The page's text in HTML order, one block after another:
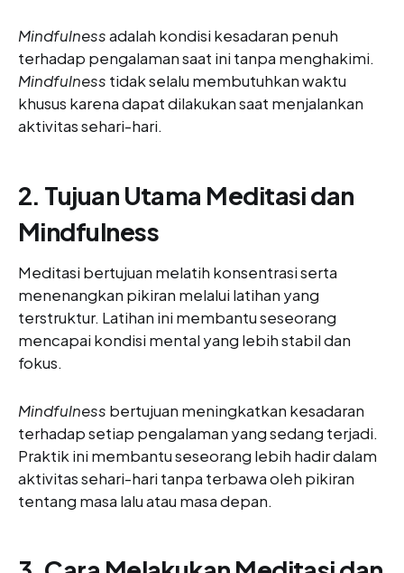
Mindfulnessadalah kondisi kesadaran penuh
terhadap pengalaman saat ini tanpa menghakimi.
Mindfulness tidak selalu membutuhkan waktu
khusus karena dapat dilakukan saat menjalankan
aktivitas sehari-hari.
2. Tujuan Utama Meditasi dan
Mindfulness
Meditasi bertujuan melatih konsentrasi serta
menenangkan pikiran melalui latihan yang
terstruktur. Latihan ini membantu seseorang
mencapai kondisi mental yang lebih stabil dan
fokus.
Mindfulness bertujuan meningkatkan kesadaran
terhadap setiap pengalaman yang sedang terjadi.
Praktik ini membantu seseorang lebih hadir dalam
aktivitas sehari-hari tanpa terbawa oleh pikiran
tentang masa lalu atau masa depan.